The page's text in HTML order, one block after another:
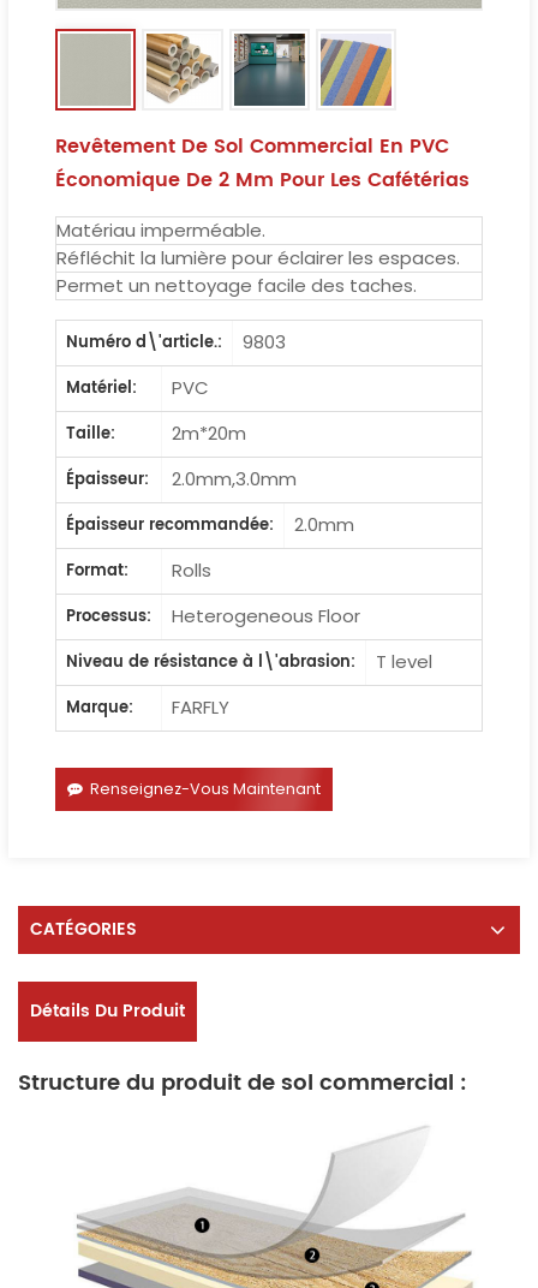
Revêtement De Sol Commercial En PVC
Économique De 2 Mm Pour Les Cafétérias
Matériau imperméable.
Réfléchit la lumière pour éclairer les espaces.
Permet un nettoyage facile des taches.
Numéro d\'article.:
9803
Matériel:
PVC
Taille:
2m*20m
Épaisseur:
2.0mm,3.0mm
Épaisseur recommandée:
2.0mm
Format:
Rolls
Processus:
Heterogeneous Floor
Niveau de résistance à l\'abrasion:
T level
Marque:
FARFLY
Renseignez-Vous Maintenant
CATÉGORIES
Détails Du Produit
Structure du produit de sol commercial :